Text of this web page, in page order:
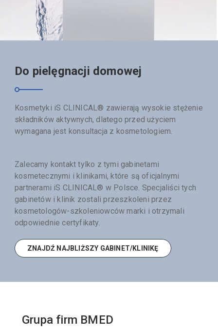
Do pielęgnacji domowej
Kosmetyki iS CLINICAL® zawierają wysokie stężenie
składników aktywnych, dlatego przed użyciem
wymagana jest konsultacja z kosmetologiem.
Zalecamy kontakt tylko z tymi gabinetami
kosmetecznymi i klinikami, które są oficjalnymi
partnerami iS CLINICAL® w Polsce. Specjaliści tych
gabinetów i klinik zostali przeszkoleni przez
kosmetologów-szkoleniowców marki i otrzymali
odpowiednie certyfikaty.
ZNAJDŹ NAJBLIŻSZY GABINET/KLINIKĘ
Grupa firm BMED